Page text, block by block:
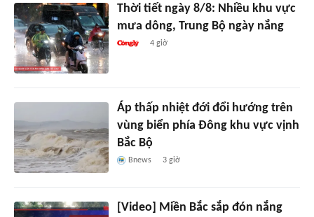
Thời tiết ngày 8/8: Nhiều khu vực
mưa dông, Trung Bộ ngày nắng
4 giờ
Áp thấp nhiệt đới đổi hướng trên
vùng biển phía Đông khu vực vịnh
Bắc Bộ
Bnews 3 giờ
[Video] Miền Bắc sắp đón nắng